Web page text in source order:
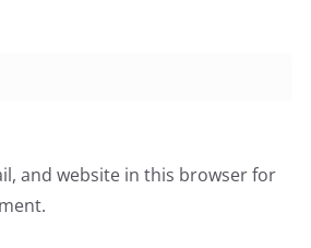
and website in this browser for